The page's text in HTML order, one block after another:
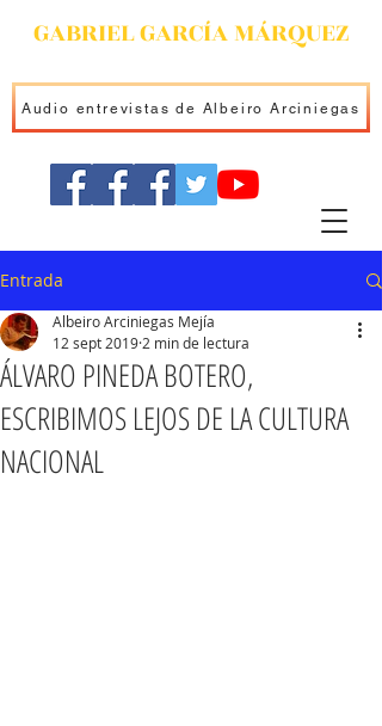
GABRIEL GARCÍA MÁRQUEZ
Audio entrevistas de Albeiro Arciniegas
Entrada
ÁLVARO PINEDA BOTERO,
ESCRIBIMOS LEJOS DE LA CULTURA
NACIONAL
Albeiro Arciniegas Mejía
12 sept 2019 2 min de lectura